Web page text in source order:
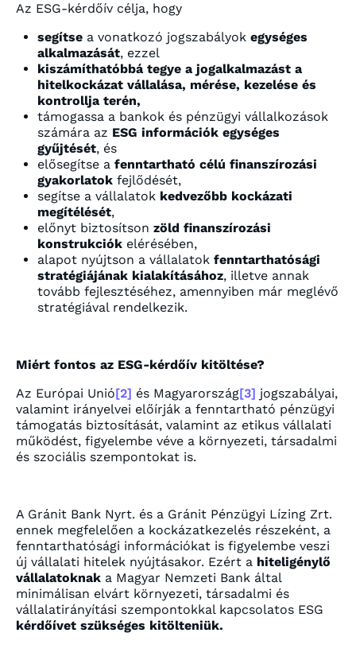
Az ESG-kérdőív célja, hogy
segítse a vonatkozó jogszabályok egységes
alkalmazását, ezzel
kiszámíthatóbbá tegye a jogalkalmazást a
hitelkockázat vállalása, mérése, kezelése és
kontrollja terén,
támogassa a bankok és pénzügyi vállalkozások
számára az ESG információk egységes
gyűjtését, és
elősegítse a fenntartható célú finanszírozási
gyakorlatok fejlődését,
segítse a vállalatok kedvezőbb kockázati
megítélését,
előnyt biztosítson zöld finanszírozási
konstrukciók elérésében,
alapot nyújtson a vállalatok fenntarthatósági
stratégiájának kialakításához, illetve annak
tovább fejlesztéséhez, amennyiben már meglévő
stratégiával rendelkezik.
Miért fontos az ESG-kérdőív kitöltése?
Az Európai Unió[2] és Magyarország[3] jogszabályai,
valamint irányelvei előírják a fenntartható pénzügyi
támogatás biztosítását, valamint az etikus vállalati
működést, figyelembe véve a környezeti, társadalmi
és szociális szempontokat is.
A Gránit Bank Nyrt. és a Gránit Pénzügyi Lízing Zrt.
ennek megfelelően a kockázatkezelés részeként, a
fenntarthatósági információkat is figyelembe veszi
új vállalati hitelek nyújtásakor. Ezért a hiteligénylő
vállalatoknak a Magyar Nemzeti Bank által
minimálisan elvárt környezeti, társadalmi és
vállalatirányítási szempontokkal kapcsolatos ESG
kérdőívet szükséges kitölteniük.